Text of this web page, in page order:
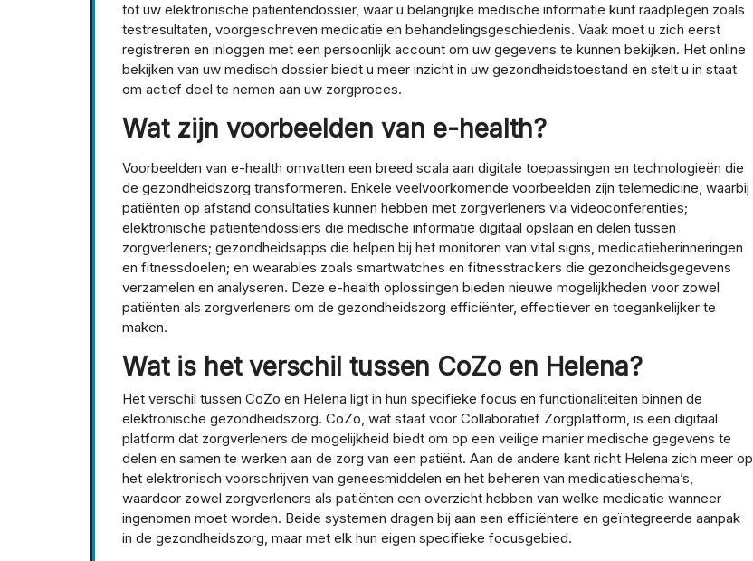
tot uw elektronische patiëntendossier, waar u belangrijke medische informatie kunt raadplegen zoals
testresultaten, voorgeschreven medicatie en behandelingsgeschiedenis. Vaak moet u zich eerst
registreren en inloggen met een persoonlijk account om uw gegevens te kunnen bekijken. Het online
bekijken van uw medisch dossier biedt u meer inzicht in uw gezondheidstoestand en stelt u in staat
om actief deel te nemen aan uw zorgproces.
Wat zijn voorbeelden van e-health?
Voorbeelden van e-health omvatten een breed scala aan digitale toepassingen en technologieën die
de gezondheidszorg transformeren. Enkele veelvoorkomende voorbeelden zijn telemedicine, waarbij
patiënten op afstand consultaties kunnen hebben met zorgverleners via videoconferenties;
elektronische patiëntendossiers die medische informatie digitaal opslaan en delen tussen
zorgverleners; gezondheidsapps die helpen bij het monitoren van vital signs, medicatieherinneringen
en fitnessdoelen; en wearables zoals smartwatches en fitnesstrackers die gezondheidsgegevens
verzamelen en analyseren. Deze e-health oplossingen bieden nieuwe mogelijkheden voor zowel
patiënten als zorgverleners om de gezondheidszorg efficiënter, effectiever en toegankelijker te
maken.
Wat is het verschil tussen CoZo en Helena?
Het verschil tussen CoZo en Helena ligt in hun specifieke focus en functionaliteiten binnen de
elektronische gezondheidszorg. CoZo, wat staat voor Collaboratief Zorgplatform, is een digitaal
platform dat zorgverleners de mogelijkheid biedt om op een veilige manier medische gegevens te
delen en samen te werken aan de zorg van een patiënt. Aan de andere kant richt Helena zich meer op
het elektronisch voorschrijven van geneesmiddelen en het beheren van medicatieschema’s,
waardoor zowel zorgverleners als patiënten een overzicht hebben van welke medicatie wanneer
ingenomen moet worden. Beide systemen dragen bij aan een efficiëntere en geïntegreerde aanpak
in de gezondheidszorg, maar met elk hun eigen specifieke focusgebied.